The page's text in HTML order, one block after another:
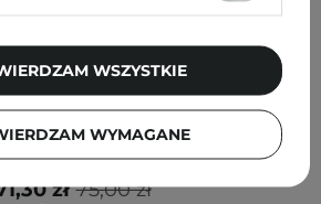
WYBÓR KOSMETOLOGA
- Power Peptides - Stymulujące
z Peptydami - 30ml
75,00 zł
zł
WYMAGANE
WSZYSTKIE